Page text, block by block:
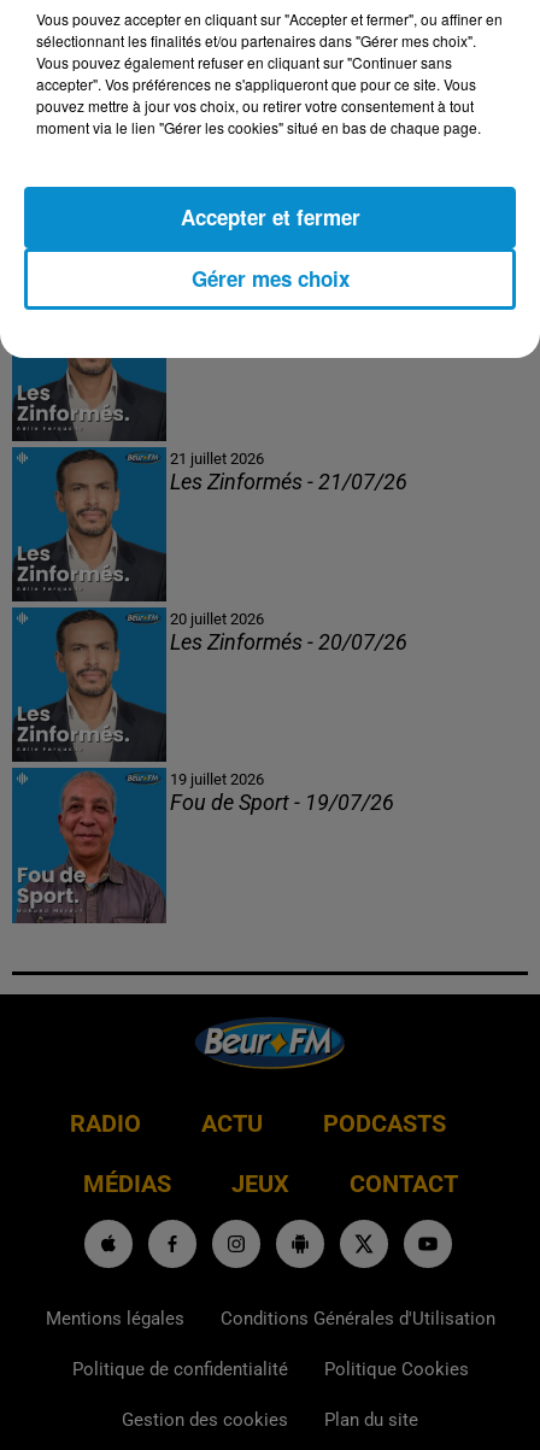
23 juillet 2026
21 juillet 2026
Les Zinformés - 21/07/26
20 juillet 2026
Les Zinformés - 20/07/26
19 juillet 2026
Fou de Sport - 19/07/26
RADIO ACTU PODCASTS
MÉDIAS JEUX CONTACT
Mentions légales Conditions Générales d'Utilisation
Politique de confidentialité Politique Cookies
Gestion des cookies Plan du site
Vous pouvez accepter en cliquant sur "Accepter et fermer", ou affiner en
sélectionnant les finalités et/ou partenaires dans "Gérer mes choix".
Vous pouvez également refuser en cliquant sur "Continuer sans
accepter". Vos préférences ne s'appliqueront que pour ce site. Vous
pouvez mettre à jour vos choix, ou retirer votre consentement à tout
moment via le lien "Gérer les cookies" situé en bas de chaque page.
Gérer mes choix
Accepter et fermer